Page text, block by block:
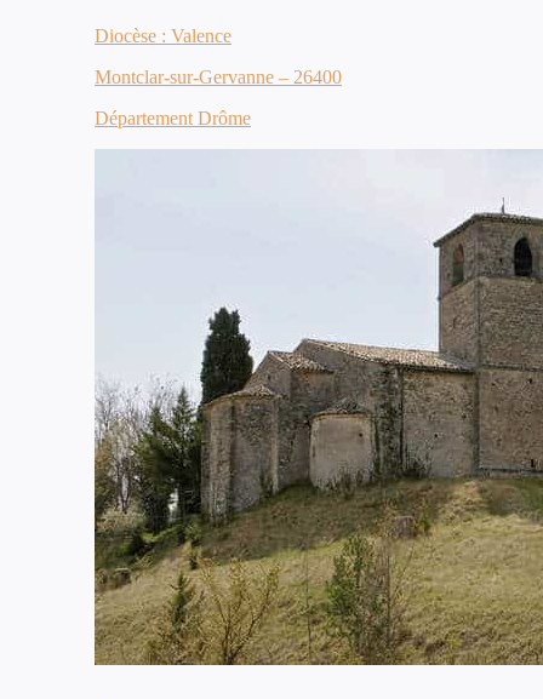
Diocèse : Valence
Montclar-sur-Gervanne – 26400
Département Drôme